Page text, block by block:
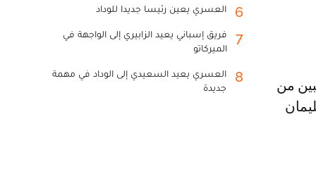
6 العسري يعين رئيسا جديدا للوداد
7
فريق إسباني يعيد الزابيري إلى الواجهة في
الميركاتو
8
العسري يعيد السعيدي إلى الوداد في مهمة
جديدة